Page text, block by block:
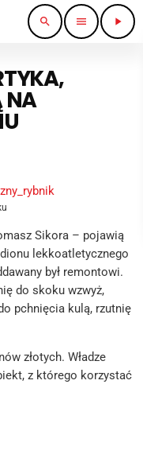
search menu play_arrow
NA
Sikora – pojawią
lekkoatletycznego
był remontowi.
do skoku wzwyż,
pchnięcia kulą, rzutnię
złotych. Władze
z którego korzystać